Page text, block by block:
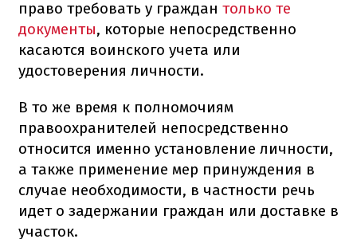
право требовать у граждан только те
документы, которые непосредственно
касаются воинского учета или
удостоверения личности.
В то же время к полномочиям
правоохранителей непосредственно
относится именно установление личности,
а также применение мер принуждения в
случае необходимости, в частности речь
идет о задержании граждан или доставке в
участок.